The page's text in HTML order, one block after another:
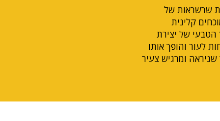
שרשראות של
קלינית
של יצירת
לעור והופך אותו
ומרגיש צעיר